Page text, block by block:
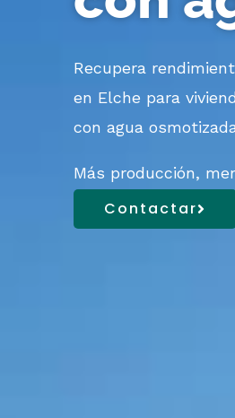
Recupera
en Elche para
con agua
Más producción,
Contactar